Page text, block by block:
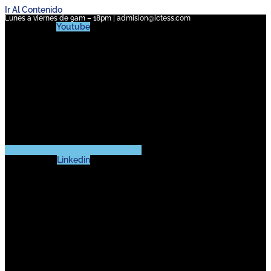
Ir Al Contenido
Lunes a viernes de 9am – 18pm | admision@ictess.com
Youtube
Linkedin